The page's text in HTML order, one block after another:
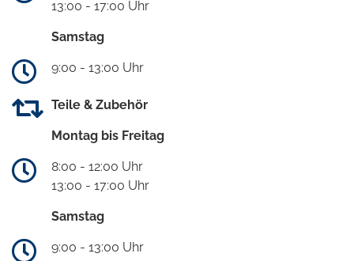
13:00 - 17:00 Uhr
Samstag
9:00 - 13:00 Uhr
Teile & Zubehör
Montag bis Freitag
8:00 - 12:00 Uhr
13:00 - 17:00 Uhr
Samstag
9:00 - 13:00 Uhr